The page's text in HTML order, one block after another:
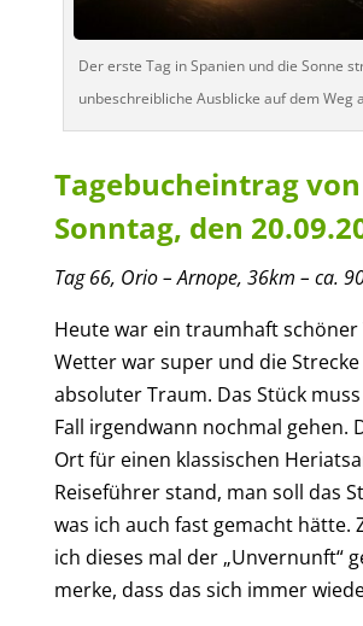
Der erste Tag in Spanien und die Sonne
unbeschreibliche Ausblicke auf dem Weg
Tagebucheintrag von
Sonntag, den
Tag66, Orio – Arnope, 36km – ca.
Heute war ein traumhaft schöner
Wetter war super und die
absoluter Traum. Das Stück
Fall irgendwann nochmal gehen.
Ort für einen klassischen
Reiseführer stand, man soll das
was ich auch fast gemacht hätte.
ich dieses mal der „Unvernunft“
merke, dass das sich immer